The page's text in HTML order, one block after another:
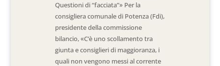
Questioni di “facciata”» Per la
consigliera comunale di Potenza (Fdi),
presidente della commissione
bilancio, «C’è uno scollamento tra
giunta e consiglieri di maggioranza, i
quali non vengono messi al corrente